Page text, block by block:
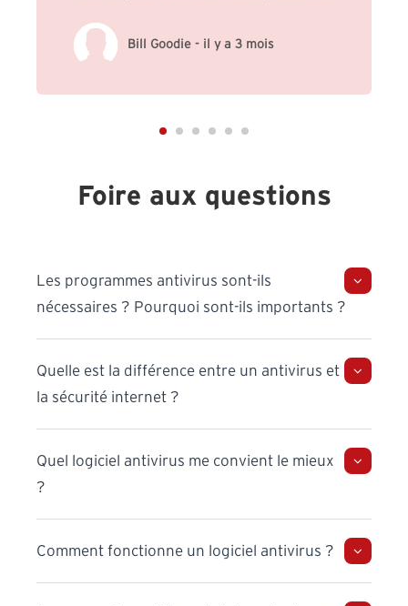
Bill Goodie - il y a 3 mois
Foire aux questions
Les programmes antivirus sont-ils
nécessaires ? Pourquoi sont-ils importants ?
Quelle est la différence entre un antivirus et
la sécurité internet ?
Quel logiciel antivirus me convient le mieux
?
Comment fonctionne un logiciel antivirus ?